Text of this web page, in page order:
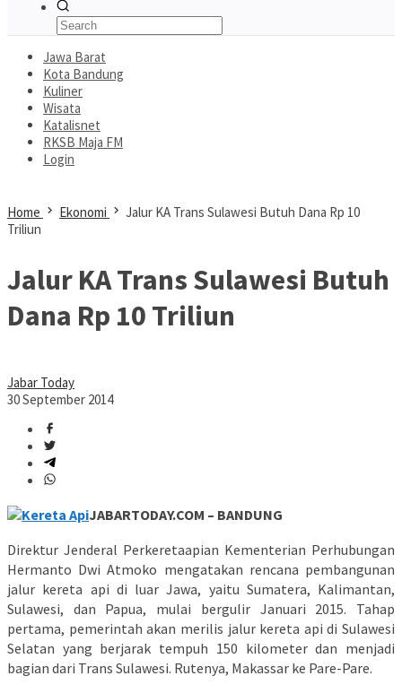
Jawa Barat
Kota Bandung
Kuliner
Wisata
Katalisnet
RKSB Maja FM
Login
Home Ekonomi
Jalur KA Trans Sulawesi Butuh Dana Rp 10
Triliun
Jalur KA Trans Sulawesi Butuh
Dana Rp 10 Triliun
Jabar Today
30 September 2014
JABARTODAY.COM – BANDUNG
Direktur Jenderal Perkeretaapian Kementerian Perhubungan
Hermanto Dwi Atmoko mengatakan rencana pembangunan
jalur kereta api di luar Jawa, yaitu Sumatera, Kalimantan,
Sulawesi, dan Papua, mulai bergulir Januari 2015. Tahap
pertama, pemerintah akan merilis jalur kereta api di Sulawesi
Selatan yang berjarak tempuh 150 kilometer dan menjadi
bagian dari Trans Sulawesi. Rutenya, Makassar ke Pare-Pare.